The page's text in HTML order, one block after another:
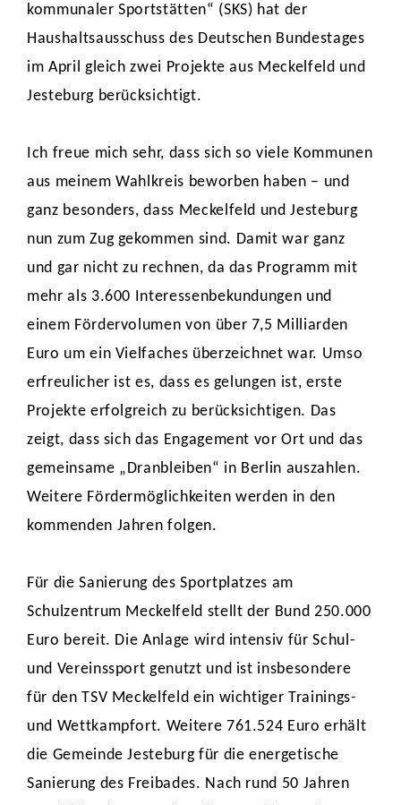
kommunaler Sportstätten“ (SKS) hat der
Haushaltsausschuss des Deutschen Bundestages
im April gleich zwei Projekte aus Meckelfeld und
Jesteburg berücksichtigt.
Ich freue mich sehr, dass sich so viele Kommunen
aus meinem Wahlkreis beworben haben – und
ganz besonders, dass Meckelfeld und Jesteburg
nun zum Zug gekommen sind. Damit war ganz
und gar nicht zu rechnen, da das Programm mit
mehr als 3.600 Interessenbekundungen und
einem Fördervolumen von über 7,5 Milliarden
Euro um ein Vielfaches überzeichnet war. Umso
erfreulicher ist es, dass es gelungen ist, erste
Projekte erfolgreich zu berücksichtigen. Das
zeigt, dass sich das Engagement vor Ort und das
gemeinsame „Dranbleiben“ in Berlin auszahlen.
Weitere Fördermöglichkeiten werden in den
kommenden Jahren folgen.
Für die Sanierung des Sportplatzes am
Schulzentrum Meckelfeld stellt der Bund 250.000
Euro bereit. Die Anlage wird intensiv für Schul-
und Vereinssport genutzt und ist insbesondere
für den TSV Meckelfeld ein wichtiger Trainings-
und Wettkampfort. Weitere 761.524 Euro erhält
die Gemeinde Jesteburg für die energetische
Sanierung des Freibades. Nach rund 50 Jahren